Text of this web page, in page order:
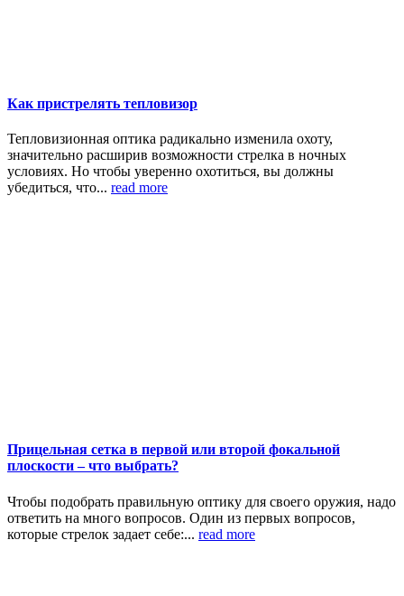
Как пристрелять тепловизор
Тепловизионная оптика радикально изменила охоту,
значительно расширив возможности стрелка в ночных
условиях. Но чтобы уверенно охотиться, вы должны
убедиться, что... read more
Прицельная сетка в первой или второй фокальной
плоскости – что выбрать?
Чтобы подобрать правильную оптику для своего оружия, надо
ответить на много вопросов. Один из первых вопросов,
которые стрелок задает себе:... read more